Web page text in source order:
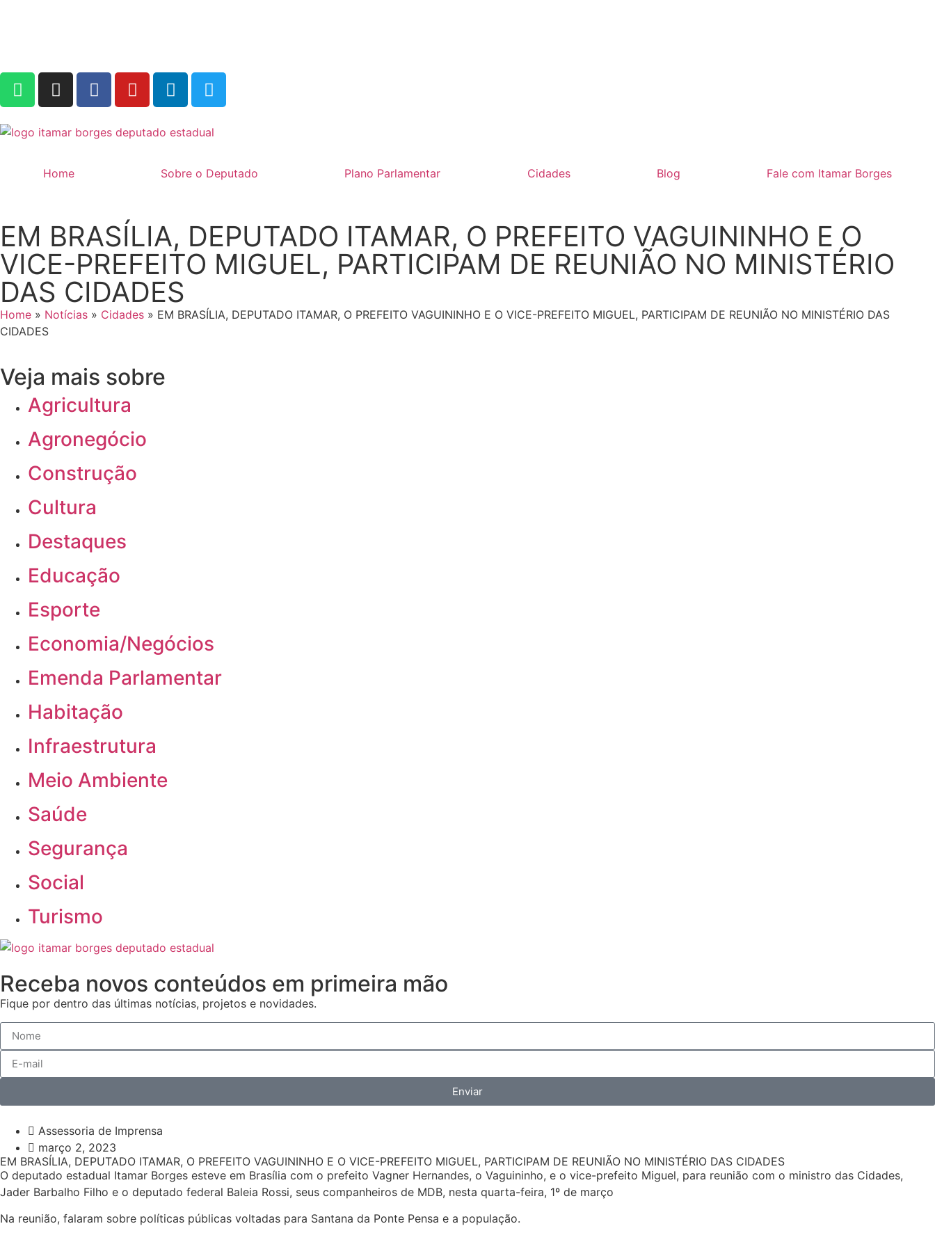
Home Sobre o Deputado Plano Parlamentar Cidades Blog Fale com Itamar Borges
EM BRASÍLIA, DEPUTADO ITAMAR, O PREFEITO VAGUININHO E O
VICE-PREFEITO MIGUEL, PARTICIPAM DE REUNIÃO NO MINISTÉRIO
DAS CIDADES
Home » Notícias » Cidades » EM BRASÍLIA, DEPUTADO ITAMAR, O PREFEITO VAGUININHO E O VICE-PREFEITO MIGUEL, PARTICIPAM DE REUNIÃO NO MINISTÉRIO DAS
CIDADES
Veja mais sobre
Agricultura
Agronegócio
Construção
Cultura
Destaques
Educação
Esporte
Economia/Negócios
Emenda Parlamentar
Habitação
Infraestrutura
Meio Ambiente
Saúde
Segurança
Social
Turismo
Receba novos conteúdos em primeira mão
Fique por dentro das últimas notícias, projetos e novidades.
Enviar
Assessoria de Imprensa
março 2, 2023
EM BRASÍLIA, DEPUTADO ITAMAR, O PREFEITO VAGUININHO E O VICE-PREFEITO MIGUEL, PARTICIPAM DE REUNIÃO NO MINISTÉRIO DAS CIDADES
O deputado estadual Itamar Borges esteve em Brasília com o prefeito Vagner Hernandes, o Vaguininho, e o vice-prefeito Miguel, para reunião com o ministro das Cidades,
Jader Barbalho Filho e o deputado federal Baleia Rossi, seus companheiros de MDB, nesta quarta-feira, 1º de março
Na reunião, falaram sobre políticas públicas voltadas para Santana da Ponte Pensa e a população.